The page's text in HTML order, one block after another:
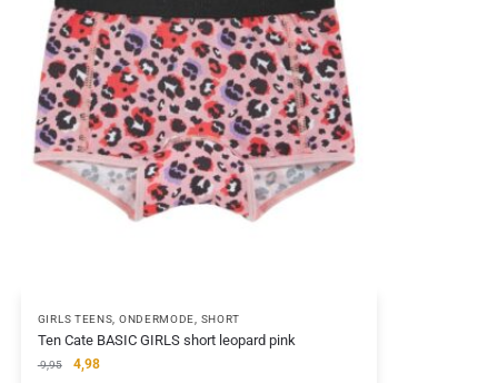
GIRLS TEENS ONDERMODE SHORT
Ten Cate BASIC GIRLS short leopard pink
9,95 4,98